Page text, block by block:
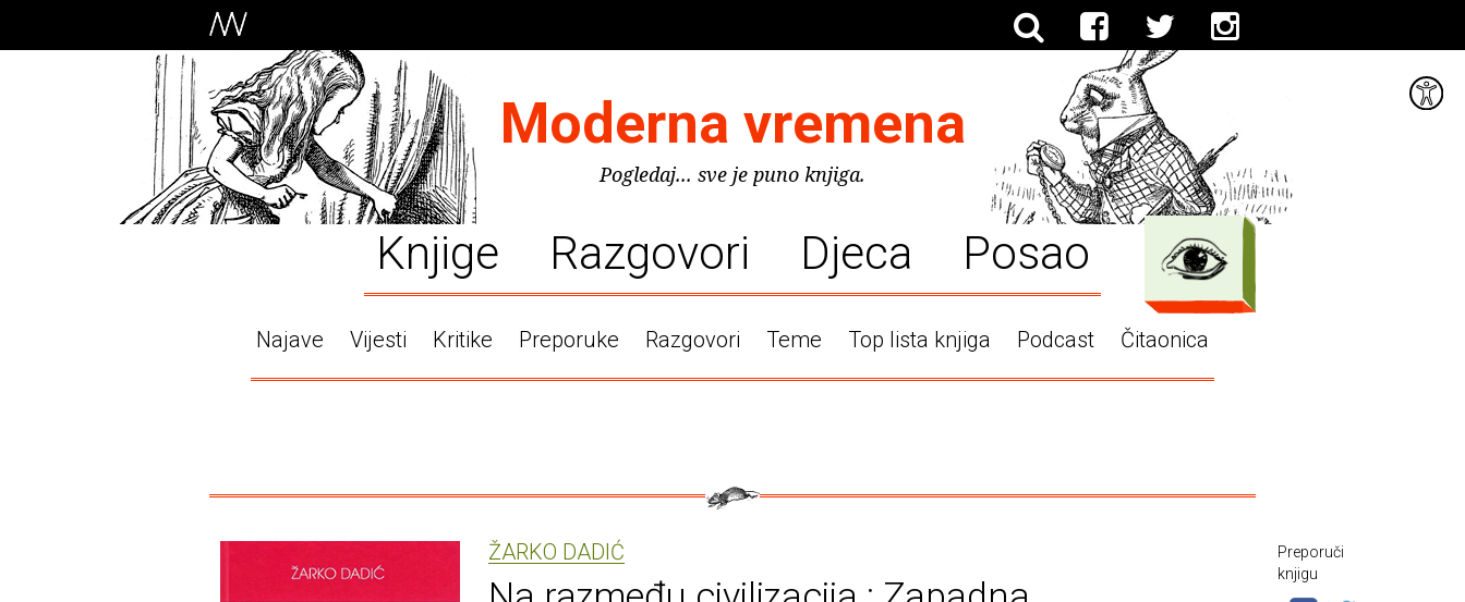
Moderna vremena
Pogledaj... sve je puno knjiga.
Knjige Razgovori Djeca Posao
Najave Vijesti Kritike Preporuke Razgovori Teme Top lista knjiga Podcast Čitaonica
ŽARKO DADIĆ
Preporuči
knjigu